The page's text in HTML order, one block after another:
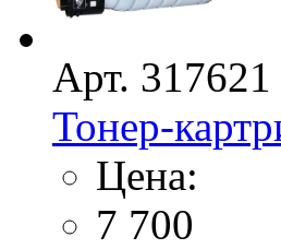
Арт. 317621
Тонер-
Цена:
7 700